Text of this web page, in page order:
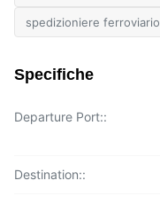
spedizioniere ferroviario
Specifiche
Departure Port::
Destination::